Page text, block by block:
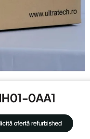
0AA1
ofertă refurbished